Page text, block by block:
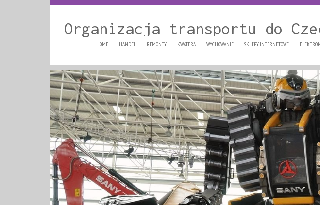
Organizacja transportu do
HOME HANDEL REMONTY KWATERA WYCHOWANIE SKLEPY INTERNETOWE